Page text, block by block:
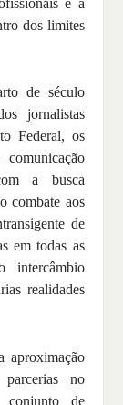
dos limites
de século
jornalistas
Federal, os
a busca
combate aos
de
em todas as
intercâmbio
realidades
aproximação
no
conjunto de